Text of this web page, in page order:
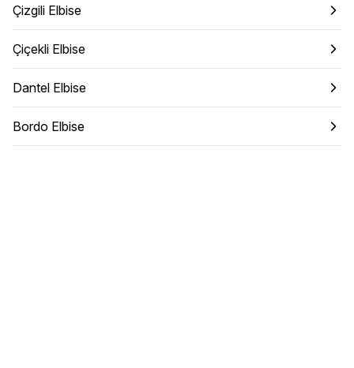
Çizgili Elbise
Çiçekli Elbise
Dantel Elbise
Bordo Elbise